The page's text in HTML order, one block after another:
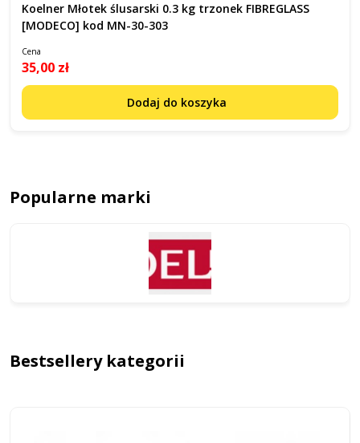
Koelner Młotek ślusarski 0.3 kg trzonek FIBREGLASS
[MODECO] kod MN-30-303
Cena
35,00 zł
Dodaj do koszyka
Popularne marki
Bestsellery kategorii